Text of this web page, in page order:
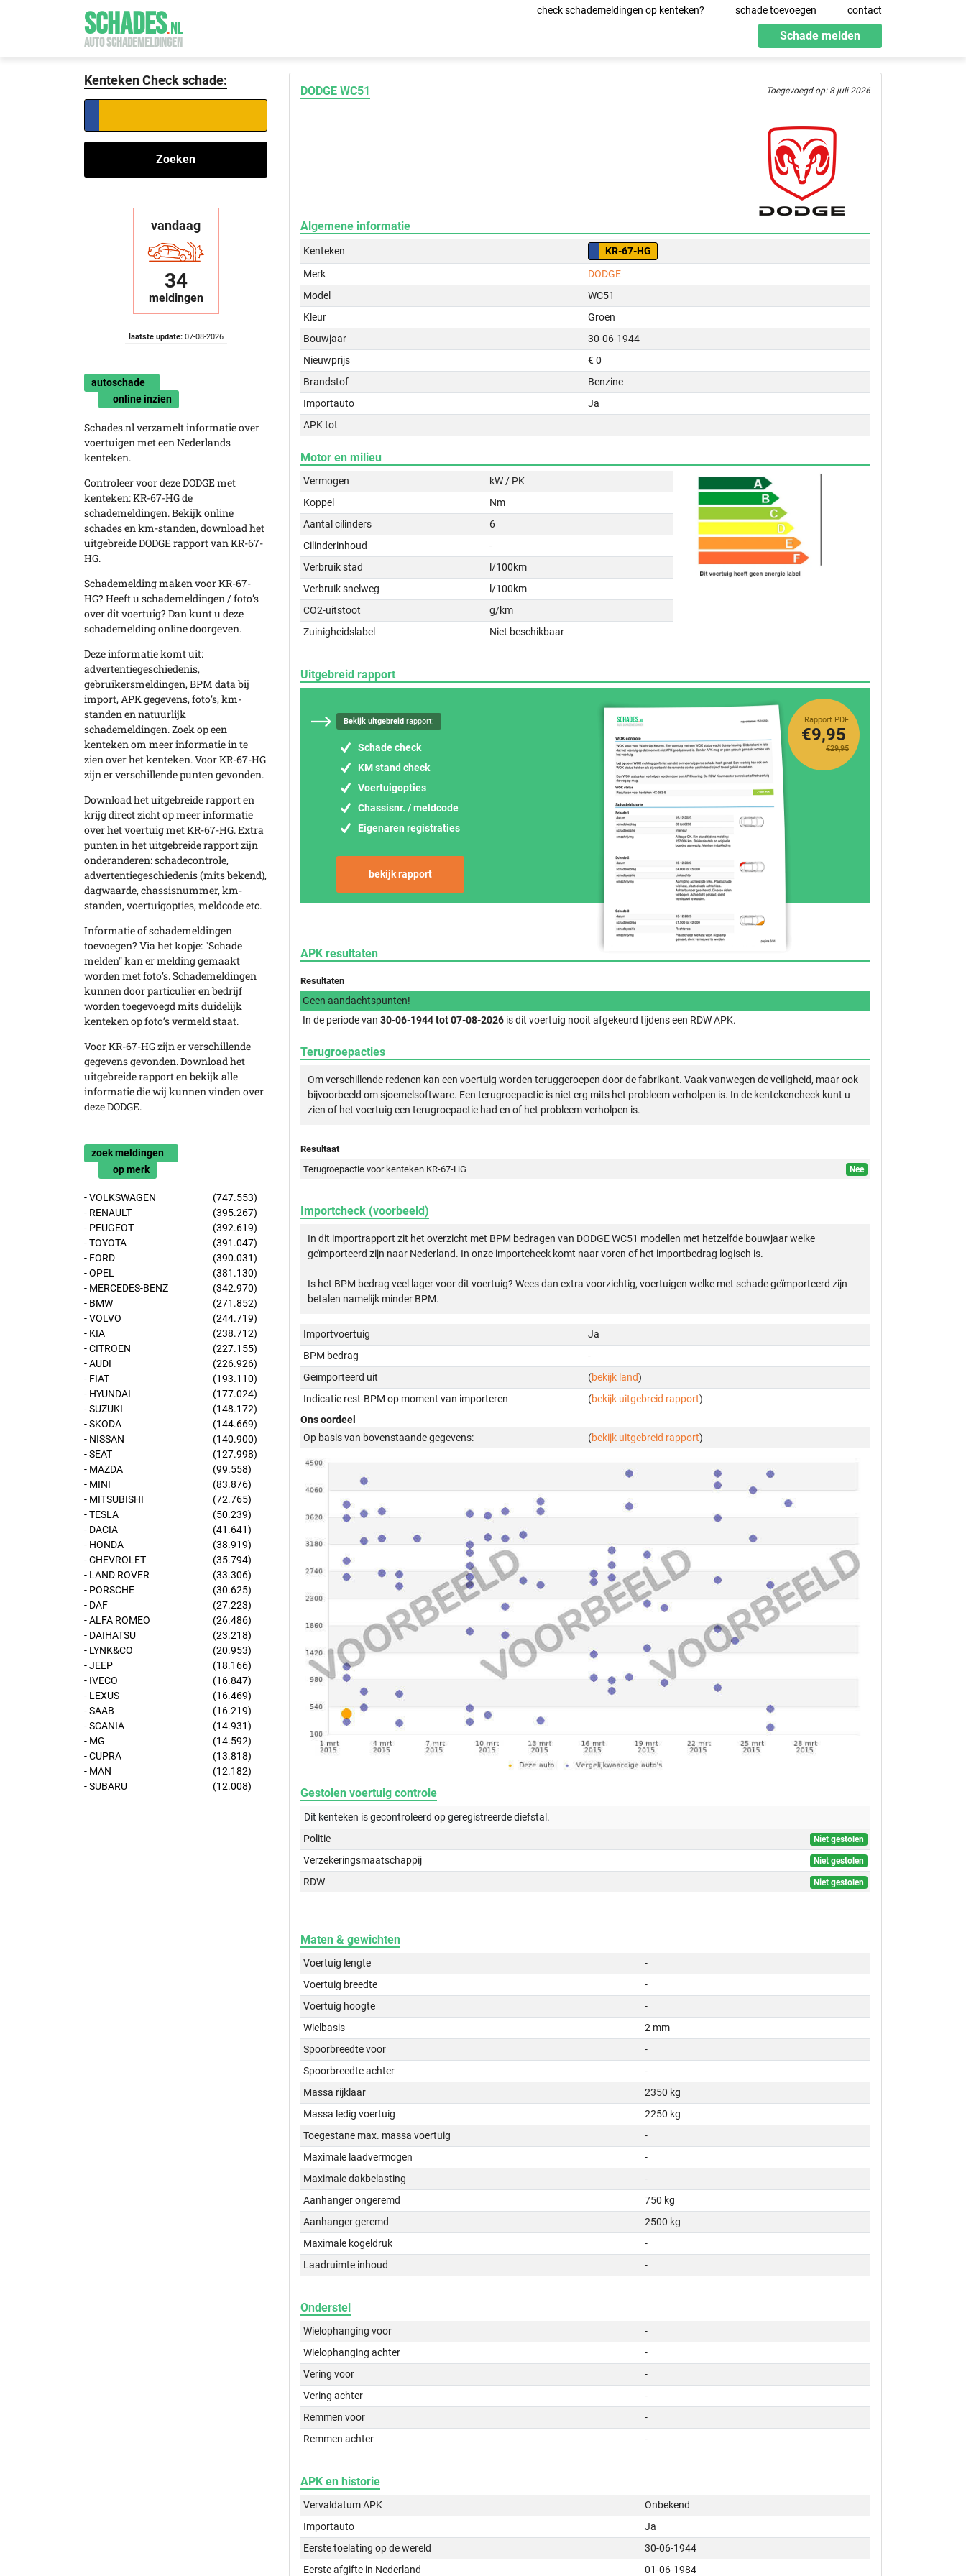
SCHADES.NL
AUTO SCHADEMELDINGEN
check schademeldingen op kenteken? schade toevoegen contact
Schade melden
Kenteken Check schade:
Zoeken
vandaag
34
meldingen
laatste update:07-08-2026
autoschade
online inzien
Schades.nl verzamelt informatie over
voertuigen met een Nederlands
kenteken.
Controleer voor deze DODGE met
kenteken: KR-67-HG de
schademeldingen. Bekijk online
schades en km-standen, download het
uitgebreide DODGE rapport van KR-67-
HG.
Schademelding maken voor KR-67-
HG? Heeft u schademeldingen / foto’s
over dit voertuig? Dan kunt u deze
schademelding online doorgeven.
Deze informatie komt uit:
advertentiegeschiedenis,
gebruikersmeldingen, BPM data bij
import, APK gegevens, foto’s, km-
standen en natuurlijk
schademeldingen. Zoek op een
kenteken om meer informatie in te
zien over het kenteken. Voor KR-67-HG
zijn er verschillende punten gevonden.
Download het uitgebreide rapport en
krijg direct zicht op meer informatie
over het voertuig met KR-67-HG. Extra
punten in het uitgebreide rapport zijn
onderanderen: schadecontrole,
advertentiegeschiedenis (mits bekend),
dagwaarde, chassisnummer, km-
standen, voertuigopties, meldcode etc.
Informatie of schademeldingen
toevoegen? Via het kopje: "Schade
melden" kan er melding gemaakt
worden met foto’s. Schademeldingen
kunnen door particulier en bedrijf
worden toegevoegd mits duidelijk
kenteken op foto’s vermeld staat.
Voor KR-67-HG zijn er verschillende
gegevens gevonden. Download het
uitgebreide rapport en bekijk alle
informatie die wij kunnen vinden over
deze DODGE.
zoek meldingen
op merk
- VOLKSWAGEN
(747.553)
- RENAULT
(395.267)
- PEUGEOT
(392.619)
- TOYOTA
(391.047)
- FORD
(390.031)
- OPEL
(381.130)
- MERCEDES-BENZ
(342.970)
- BMW
(271.852)
- VOLVO
(244.719)
- KIA
(238.712)
- CITROEN
(227.155)
- AUDI
(226.926)
- FIAT
(193.110)
- HYUNDAI
(177.024)
- SUZUKI
(148.172)
- SKODA
(144.669)
- NISSAN
(140.900)
- SEAT
(127.998)
- MAZDA
(99.558)
- MINI
(83.876)
- MITSUBISHI
(72.765)
- TESLA
(50.239)
- DACIA
(41.641)
- HONDA
(38.919)
- CHEVROLET
(35.794)
- LAND ROVER
(33.306)
- PORSCHE
(30.625)
- DAF
(27.223)
- ALFA ROMEO
(26.486)
- DAIHATSU
(23.218)
- LYNK&CO
(20.953)
- JEEP
(18.166)
- IVECO
(16.847)
- LEXUS
(16.469)
- SAAB
(16.219)
- SCANIA
(14.931)
- MG
(14.592)
- CUPRA
(13.818)
- MAN
(12.182)
- SUBARU
(12.008)
DODGE WC51 Toegevoegd op: 8 juli 2026
Algemene informatie
Kenteken
KR-67-HG
Merk
DODGE
Model
WC51
Kleur
Groen
Bouwjaar
30-06-1944
Nieuwprijs
€ 0
Brandstof
Benzine
Importauto
Ja
APK tot
Motor en milieu
Vermogen
kW / PK
Koppel
Nm
Aantal cilinders
6
Cilinderinhoud
-
Verbruik stad
l/100km
Verbruik snelweg
l/100km
CO2-uitstoot
g/km
Zuinigheidslabel
Niet beschikbaar
Uitgebreid rapport
Bekijk uitgebreid rapport:
Schade check
KM stand check
Voertuigopties
Chassisnr. / meldcode
Eigenaren registraties
bekijk rapport
Rapport PDF
€29,95
€9,95
APK resultaten
Resultaten
Geen aandachtspunten!
In de periode van 30-06-1944 tot 07-08-2026 is dit voertuig nooit afgekeurd tijdens een RDW APK.
Terugroepacties
Om verschillende redenen kan een voertuig worden teruggeroepen door de fabrikant. Vaak vanwegen de veiligheid, maar ook
bijvoorbeeld om sjoemelsoftware. Een terugroepactie is niet erg mits het probleem verholpen is. In de kentekencheck kunt u
zien of het voertuig een terugroepactie had en of het probleem verholpen is.
Resultaat
Terugroepactie voor kenteken KR-67-HG
Nee
Importcheck (voorbeeld)
In dit importrapport zit het overzicht met BPM bedragen van DODGE WC51 modellen met hetzelfde bouwjaar welke
geïmporteerd zijn naar Nederland. In onze importcheck komt naar voren of het importbedrag logisch is.
Is het BPM bedrag veel lager voor dit voertuig? Wees dan extra voorzichtig, voertuigen welke met schade geïmporteerd zijn
betalen namelijk minder BPM.
Importvoertuig
Ja
BPM bedrag
-
Geïmporteerd uit
(bekijk land)
Indicatie rest-BPM op moment van importeren
(bekijk uitgebreid rapport)
Ons oordeel
Op basis van bovenstaande gegevens:
(bekijk uitgebreid rapport)
Gestolen voertuig controle
Dit kenteken is gecontroleerd opgeregistreerdediefstal.
Politie
Niet gestolen
Verzekeringsmaatschappij Niet gestolen
RDW Niet gestolen
Maten & gewichten
Voertuig lengte
-
Voertuig breedte
-
Voertuig hoogte
-
Wielbasis
2 mm
Spoorbreedte voor
-
Spoorbreedte achter
-
Massa rijklaar
2350 kg
Massa ledig voertuig
2250 kg
Toegestane max. massa voertuig
-
Maximale laadvermogen
-
Maximale dakbelasting
-
Aanhanger ongeremd
750 kg
Aanhanger geremd
2500 kg
Maximale kogeldruk
-
Laadruimte inhoud
-
Onderstel
Wielophanging voor
-
Wielophanging achter
-
Vering voor
-
Vering achter
-
Remmen voor
-
Remmen achter
-
APK en historie
Vervaldatum APK
Onbekend
Importauto
Ja
Eerste toelating op de wereld
30-06-1944
Eerste afgifte in Nederland
01-06-1984